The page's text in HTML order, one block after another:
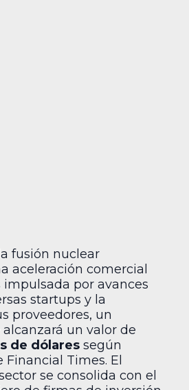
fusión nuclear
aceleración comercial
por avances
startups y la
proveedores, un
un valor de
de dólares según
Times. El
se consolida con el